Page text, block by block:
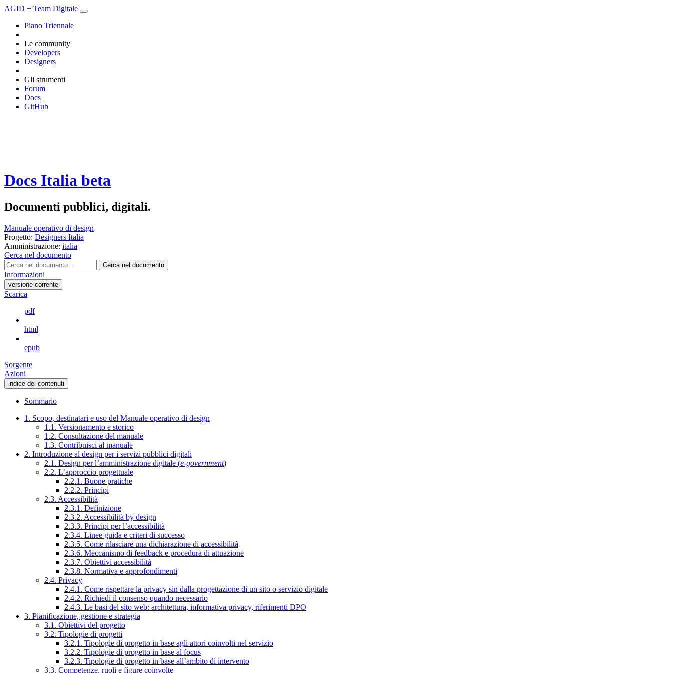
AGID + Team Digitale
Piano Triennale
Le community
Developers
Designers
Gli strumenti
Forum
Docs
GitHub
Docs Italia beta
Documenti pubblici, digitali.
Manuale operativo di design
Progetto: Designers Italia
Amministrazione: italia
Cerca nel documento
Cerca nel documento
Informazioni
versione-corrente
Scarica
pdf
html
epub
Sorgente
Azioni
indice dei contenuti
Sommario
1. Scopo, destinatari e uso del Manuale operativo di design
1.1. Versionamento e storico
1.2. Consultazione del manuale
1.3. Contribuisci al manuale
2. Introduzione al design per i servizi pubblici digitali
2.1. Design per l’amministrazione digitale (e-government)
2.2. L’approccio progettuale
2.2.1. Buone pratiche
2.2.2. Principi
2.3. Accessibilità
2.3.1. Definizione
2.3.2. Accessibilità by design
2.3.3. Principi per l’accessibilità
2.3.4. Linee guida e criteri di successo
2.3.5. Come rilasciare una dichiarazione di accessibilità
2.3.6. Meccanismo di feedback e procedura di attuazione
2.3.7. Obiettivi accessibilità
2.3.8. Normativa e approfondimenti
2.4. Privacy
2.4.1. Come rispettare la privacy sin dalla progettazione di un sito o servizio digitale
2.4.2. Richiedi il consenso quando necessario
2.4.3. Le basi del sito web: architettura, informativa privacy, riferimenti DPO
3. Pianificazione, gestione e strategia
3.1. Obiettivi del progetto
3.2. Tipologie di progetti
3.2.1. Tipologie di progetto in base agli attori coinvolti nel servizio
3.2.2. Tipologie di progetto in base al focus
3.2.3. Tipologie di progetto in base all’ambito di intervento
3.3. Competenze, ruoli e figure coinvolte